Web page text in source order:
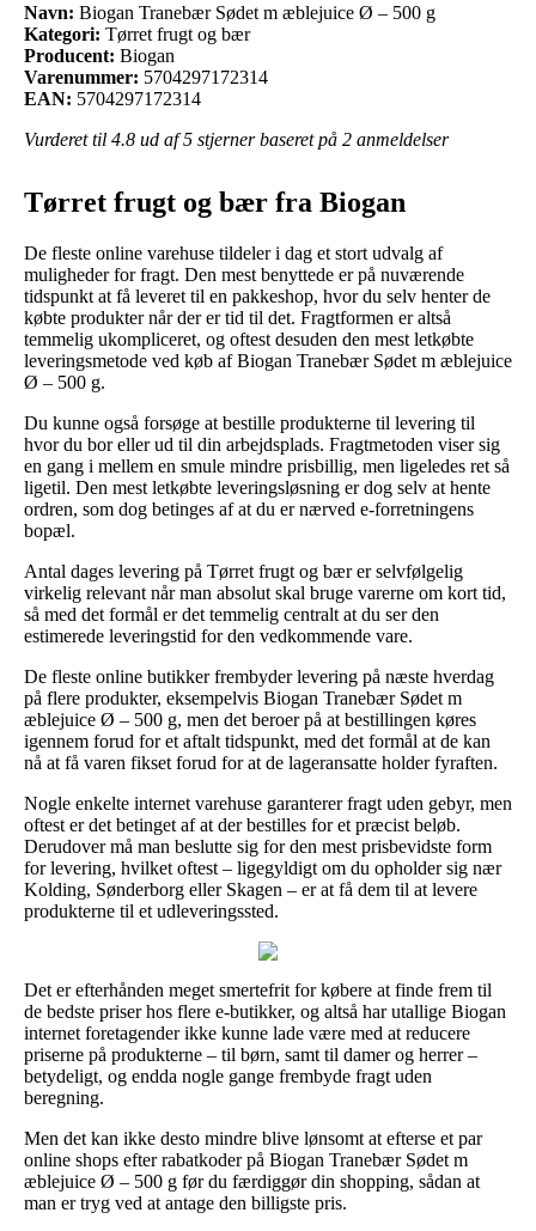
Navn: Biogan Tranebær Sødet m æblejuice Ø – 500 g
Kategori: Tørret frugt og bær
Producent: Biogan
Varenummer: 5704297172314
EAN: 5704297172314
Vurderet til 4.8 ud af 5 stjerner baseret på 2 anmeldelser
Tørret frugt og bær fra Biogan
De fleste online varehuse tildeler i dag et stort udvalg af
muligheder for fragt. Den mest benyttede er på nuværende
tidspunkt at få leveret til en pakkeshop, hvor du selv henter de
købte produkter når der er tid til det. Fragtformen er altså
temmelig ukompliceret, og oftest desuden den mest letkøbte
leveringsmetode ved køb af Biogan Tranebær Sødet m æblejuice
Ø – 500 g.
Du kunne også forsøge at bestille produkterne til levering til
hvor du bor eller ud til din arbejdsplads. Fragtmetoden viser sig
en gang i mellem en smule mindre prisbillig, men ligeledes ret så
ligetil. Den mest letkøbte leveringsløsning er dog selv at hente
ordren, som dog betinges af at du er nærved e-forretningens
bopæl.
Antal dages levering på Tørret frugt og bær er selvfølgelig
virkelig relevant når man absolut skal bruge varerne om kort tid,
så med det formål er det temmelig centralt at du ser den
estimerede leveringstid for den vedkommende vare.
De fleste online butikker frembyder levering på næste hverdag
på flere produkter, eksempelvis Biogan Tranebær Sødet m
æblejuice Ø – 500 g, men det beroer på at bestillingen køres
igennem forud for et aftalt tidspunkt, med det formål at de kan
nå at få varen fikset forud for at de lageransatte holder fyraften.
Nogle enkelte internet varehuse garanterer fragt uden gebyr, men
oftest er det betinget af at der bestilles for et præcist beløb.
Derudover må man beslutte sig for den mest prisbevidste form
for levering, hvilket oftest – ligegyldigt om du opholder sig nær
Kolding, Sønderborg eller Skagen – er at få dem til at levere
produkterne til et udleveringssted.
Det er efterhånden meget smertefrit for købere at finde frem til
de bedste priser hos flere e-butikker, og altså har utallige Biogan
internet foretagender ikke kunne lade være med at reducere
priserne på produkterne – til børn, samt til damer og herrer –
betydeligt, og endda nogle gange frembyde fragt uden
beregning.
Men det kan ikke desto mindre blive lønsomt at efterse et par
online shops efter rabatkoder på Biogan Tranebær Sødet m
æblejuice Ø – 500 g før du færdiggør din shopping, sådan at
man er tryg ved at antage den billigste pris.